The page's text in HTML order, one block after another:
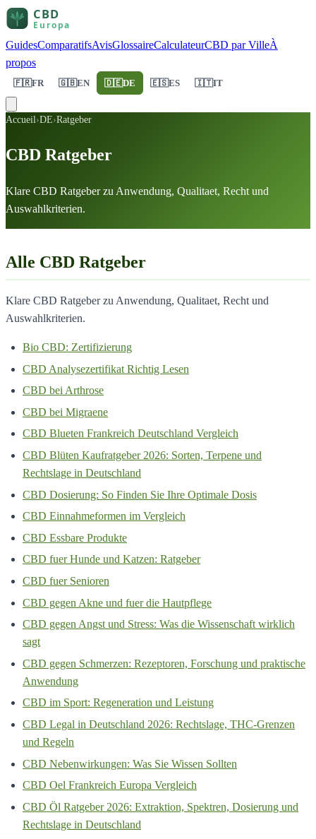
GuidesComparatifsAvisGlossaireCalculateurCBD par VilleÀ
propos
🇫🇷FR 🇬🇧EN 🇩🇪DE 🇪🇸ES 🇮🇹IT
Accueil›DE›Ratgeber
CBD Ratgeber
Klare CBD Ratgeber zu Anwendung, Qualitaet, Recht und
Auswahlkriterien.
Alle CBD Ratgeber
Klare CBD Ratgeber zu Anwendung, Qualitaet, Recht und
Auswahlkriterien.
Bio CBD: Zertifizierung
CBD Analysezertifikat Richtig Lesen
CBD bei Arthrose
CBD bei Migraene
CBD Blueten Frankreich Deutschland Vergleich
CBD Blüten Kaufratgeber 2026: Sorten, Terpene und
Rechtslage in Deutschland
CBD Dosierung: So Finden Sie Ihre Optimale Dosis
CBD Einnahmeformen im Vergleich
CBD Essbare Produkte
CBD fuer Hunde und Katzen: Ratgeber
CBD fuer Senioren
CBD gegen Akne und fuer die Hautpflege
CBD gegen Angst und Stress: Was die Wissenschaft wirklich
sagt
CBD gegen Schmerzen: Rezeptoren, Forschung und praktische
Anwendung
CBD im Sport: Regeneration und Leistung
CBD Legal in Deutschland 2026: Rechtslage, THC-Grenzen
und Regeln
CBD Nebenwirkungen: Was Sie Wissen Sollten
CBD Oel Frankreich Europa Vergleich
CBD Öl Ratgeber 2026: Extraktion, Spektren, Dosierung und
Rechtslage in Deutschland